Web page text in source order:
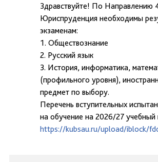
Здравствуйте! По Направлению
Юриспруденция необходимы
экзаменам:
1. Обществознание
2. Русский язык
3. История, информатика,
(профильного уровня),
предмет по выбору.
Перечень вступительных
на обучение на 2026/27 учебный
https://kubsau.ru/upload/iblock/